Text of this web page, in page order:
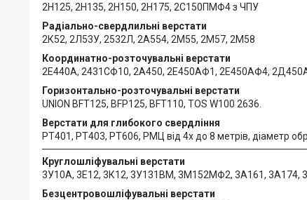
2Н125, 2Н135, 2Н150, 2Н175, 2С150ПМФ4 з ЧПУ
Радіально-свердлильні верстати
2К52, 2Л53У, 2532Л, 2А554, 2М55, 2М57, 2М58
Координатно-розточувальні верстати
2Е440А, 2431СФ10, 2А450, 2Е450АФ1, 2Е450АФ4,
Горизонтально-розточувальні верстати
UNION BFT125, BFP125, BFT110, TOS W100 2636.
Верстати для глибокого свердління
РТ401, РТ403, РТ606, РМЦ від 4х до 8 метрів, діаметр
Круглошліфувальні верстати
3У10А, 3Е12, 3К12, 3У131ВМ, 3М152МФ2, 3А161, 3А174,
Безцентровошліфувальні верстати